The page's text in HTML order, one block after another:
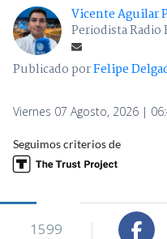
Vicente Aguilar
Periodista Radio
Publicado porFelipe
Viernes 07 Agosto, 2026 |
Seguimos criterios de
1599